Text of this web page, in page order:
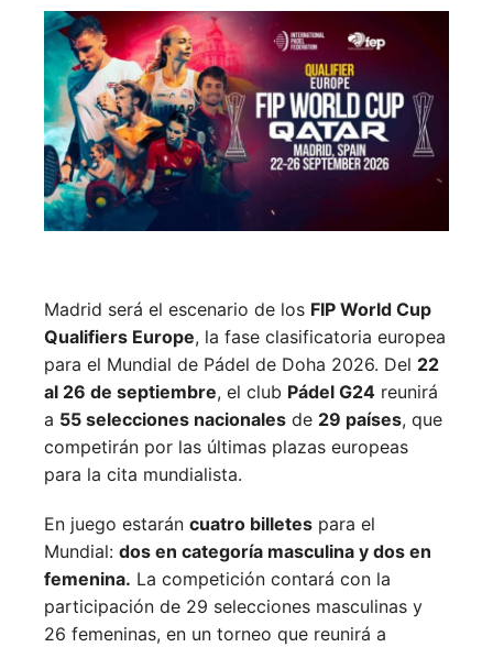
Madrid será el escenario de los FIP World Cup
Qualifiers Europe, la fase clasificatoria europea
para el Mundial de Pádel de Doha 2026. Del 22
al 26 de septiembre, el club Pádel G24 reunirá
a 55 selecciones nacionales de 29 países, que
competirán por las últimas plazas europeas
para la cita mundialista.
En juego estarán cuatro billetes para el
Mundial: dos en categoría masculina y dos en
femenina. La competición contará con la
participación de 29 selecciones masculinas y
26 femeninas, en un torneo que reunirá a